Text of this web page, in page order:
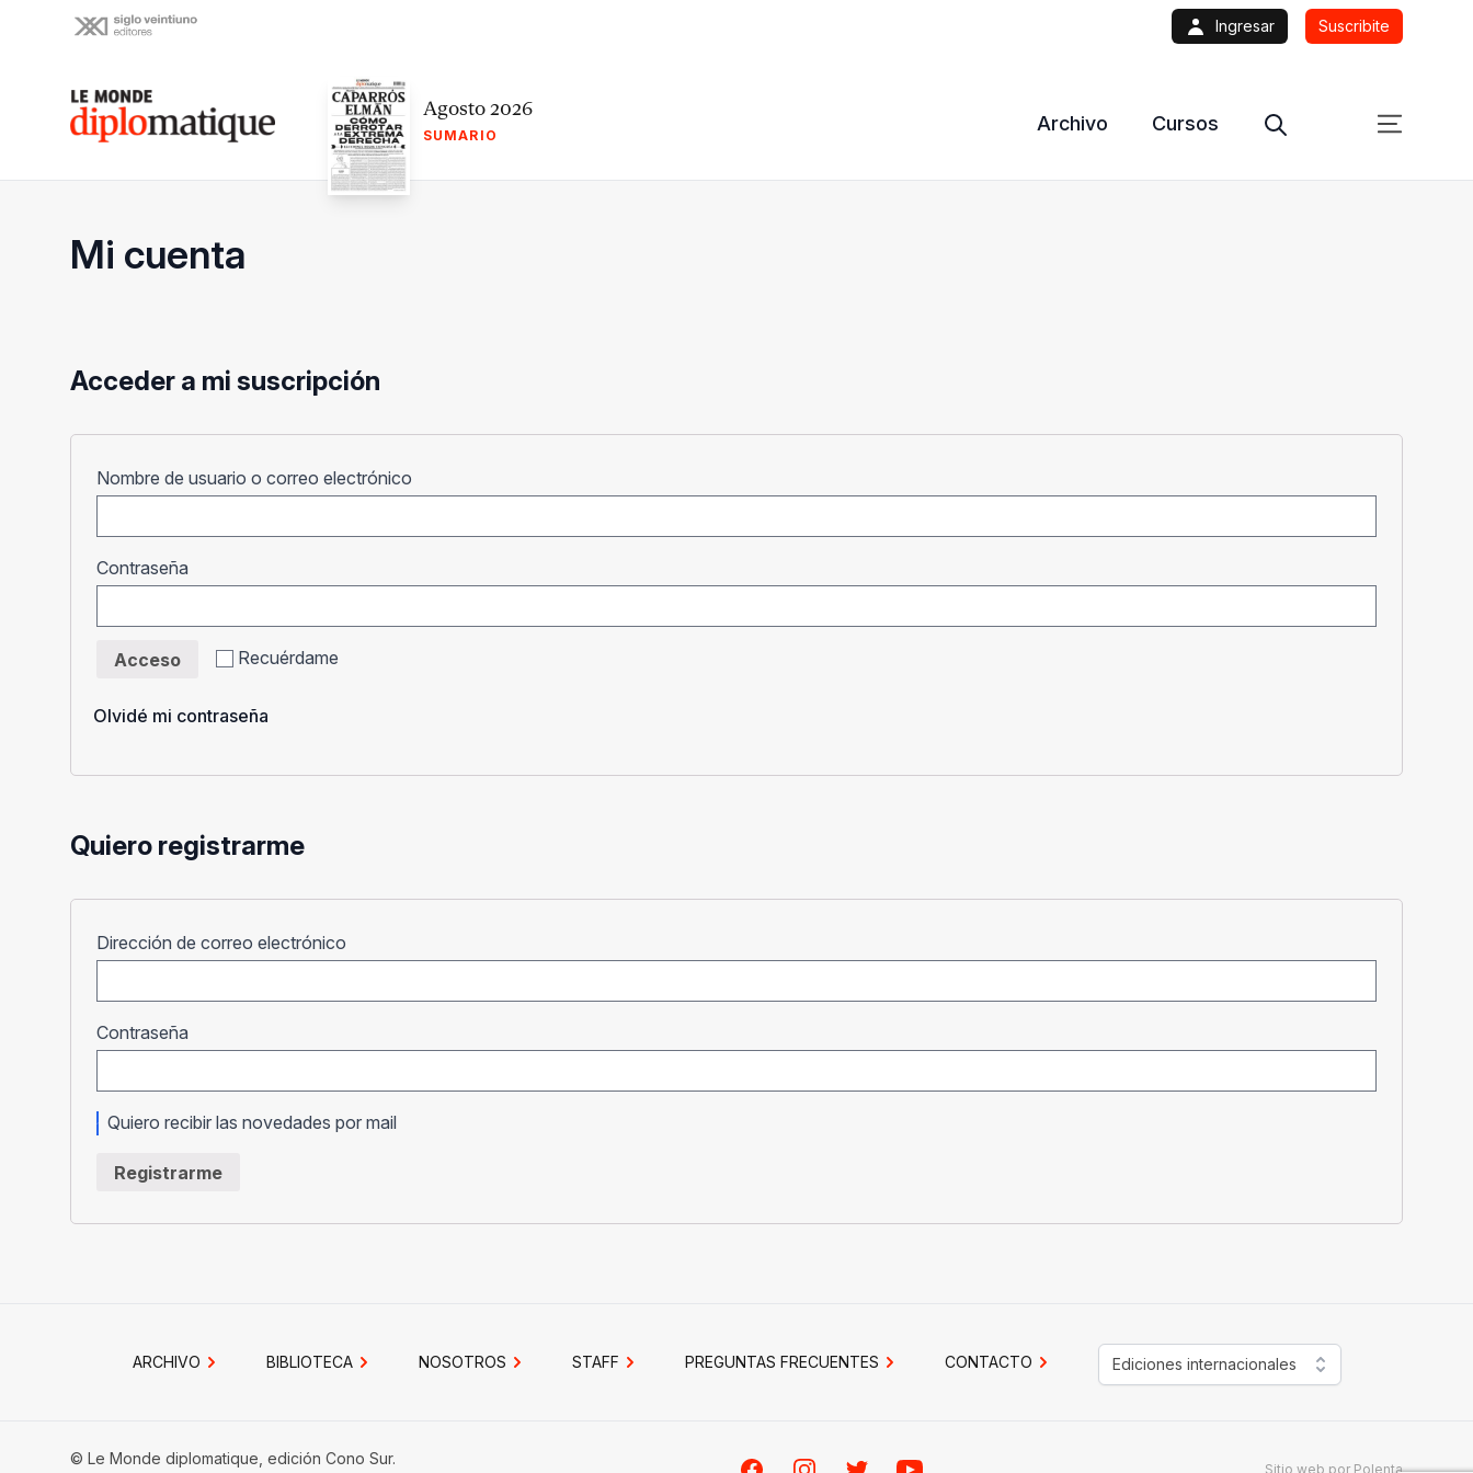
Ingresar Suscribite
Le monde diplomatique Agosto 2026
SUMARIO
Archivo Cursos
Mi cuenta
Acceder a mi suscripción
Nombre de usuario o correo electrónico
Contraseña
Recuérdame
Acceso
Olvidé mi contraseña
Quiero registrarme
Dirección de correo electrónico
Contraseña
Quiero recibir las novedades por mail
Registrarme
ARCHIVO BIBLIOTECA NOSOTROS STAFF PREGUNTAS FRECUENTES CONTACTO Ediciones internacionales
© Le Monde diplomatique, edición Cono Sur.
Sitio web por Polenta